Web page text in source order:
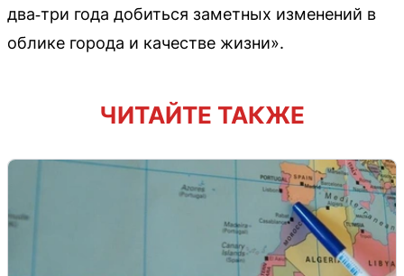
два‑три года добиться заметных изменений в
облике города и качестве жизни».
ЧИТАЙТЕ ТАКЖЕ